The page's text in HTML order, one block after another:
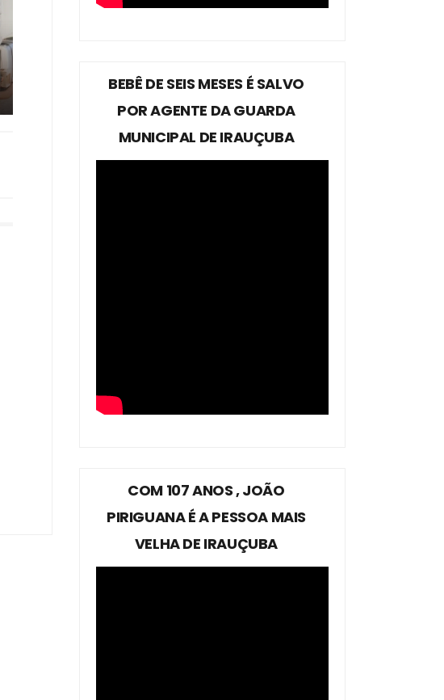
BEBÊ DE SEIS MESES É SALVO
POR AGENTE DA GUARDA
MUNICIPAL DE IRAUÇUBA
COM 107 ANOS , JOÃO
PIRIGUANA É A PESSOA MAIS
VELHA DE IRAUÇUBA